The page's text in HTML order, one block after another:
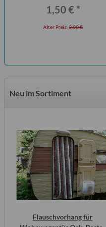
1,50 € *
Alter Preis: 3,00 €
Neu im Sortiment
Flauschvorhang für